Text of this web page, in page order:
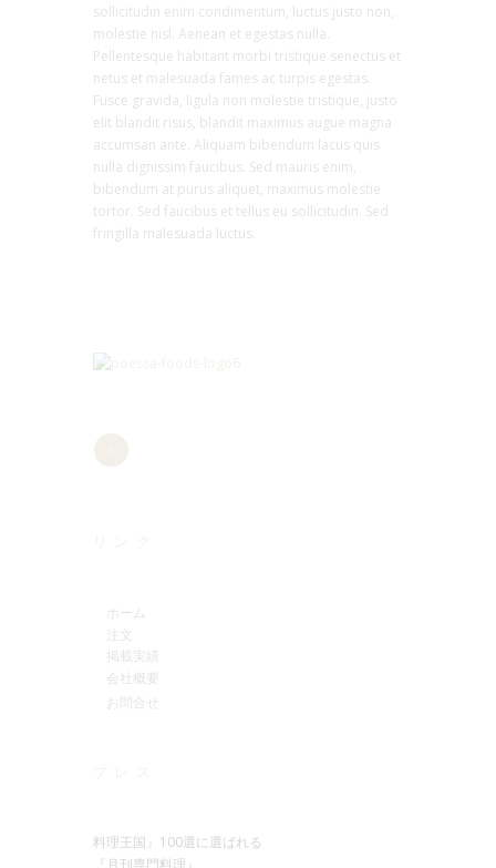
sollicitudin enim condimentum, luctus justo non,
molestie nisl. Aenean et egestas nulla.
Pellentesque habitant morbi tristique senectus et
netus et malesuada fames ac turpis egestas.
Fusce gravida, ligula non molestie tristique, justo
elit blandit risus, blandit maximus augue magna
accumsan ante. Aliquam bibendum lacus quis
nulla dignissim faucibus. Sed mauris enim,
bibendum at purus aliquet, maximus molestie
tortor. Sed faucibus et tellus eu sollicitudin. Sed
fringilla malesuada luctus.
ホーム
注文
掲載実績
会社概要
お問合せ
料理王国』100選に選ばれる
『月刊専門料理』